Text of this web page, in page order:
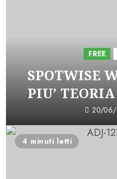
FREE
SPOTWISE
PIU’
20/06/
4 minuti letti